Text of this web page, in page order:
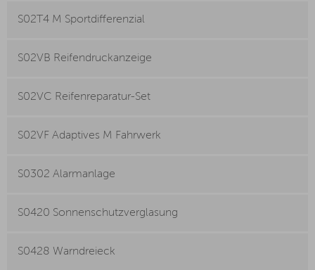
S02T4 M Sportdifferenzial
S02VB Reifendruckanzeige
S02VC Reifenreparatur-Set
S02VF Adaptives M Fahrwerk
S0302 Alarmanlage
S0420 Sonnenschutzverglasung
S0428 Warndreieck